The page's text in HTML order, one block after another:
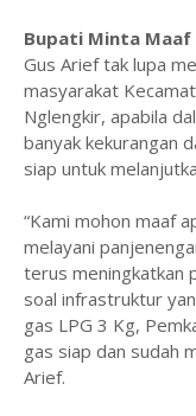
Bupati Minta Maaf
Gus Arief tak lupa
masyarakat
Nglengkir, apabila
banyak kekurangan
siap untuk
“Kami mohon maaf
melayani
terus meningkatkan
soal infrastruktur
gas LPG 3 Kg,
gas siap dan sudah
Arief.